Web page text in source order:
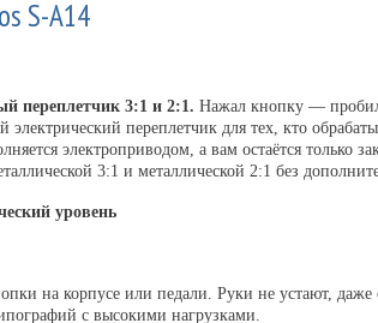
S-A14
переплетчик 3:1 и 2:1. Нажал кнопку —
переплетчик для тех, кто
электроприводом, а вам остаётся только
3:1 и металлической 2:1 без
уровень
на корпусе или педали. Руки не устают, даже
с высокими нагрузками.